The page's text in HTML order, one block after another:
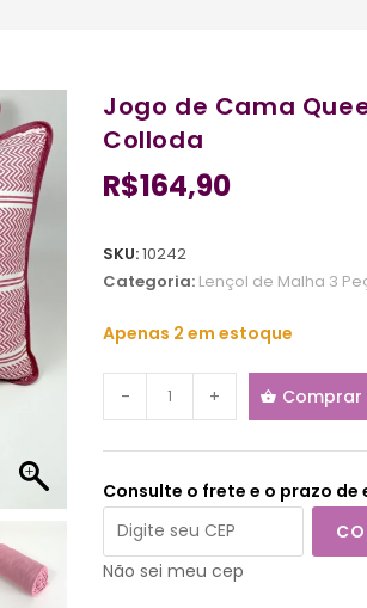
Jogo de Cama
Colloda
R$164,90
SKU:10242
Categoria: Lençol de Malha 3
Apenas 2 em estoque
- + Comprar
Consulte o frete e o prazo de
Não sei meu cep